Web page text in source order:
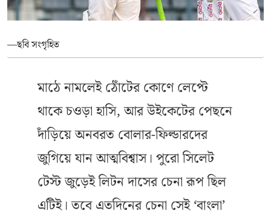
—ছবি সংগৃহিত
মাঠে নামলেই ঠোঁটের কোণে লেপ্টে
থাকে চওড়া হাসি, আর উইকেটের পেছনে
দাঁড়িয়ে অনবরত বোলার-ফিল্ডারদের
জুগিয়ে যান আত্মবিশ্বাস। পুরো সিলেট
টেস্ট জুড়েই লিটন দাসের চেনা রূপ ছিল
এটিই। তবে এতদিনের চেনা সেই ‘বাংলা’